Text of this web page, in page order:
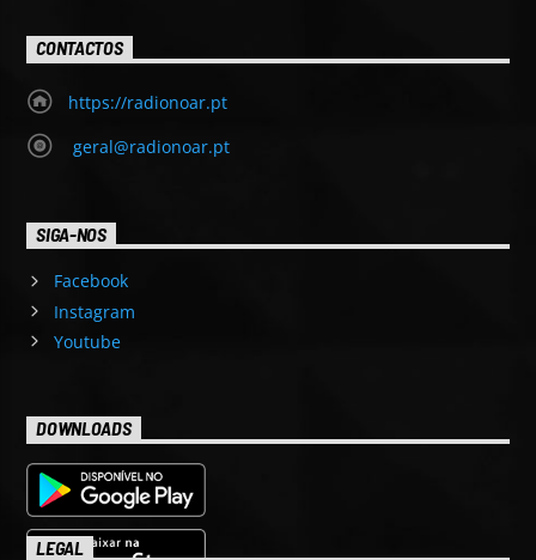
CONTACTOS
https://radionoar.pt
geral@radionoar.pt
SIGA-NOS
Facebook
Instagram
Youtube
DOWNLOADS
LEGAL